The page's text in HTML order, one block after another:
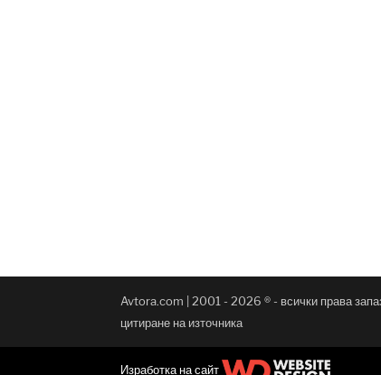
Avtora.com | 2001 - 2026 ® - всички права
цитиране на източника
Изработка на сайт